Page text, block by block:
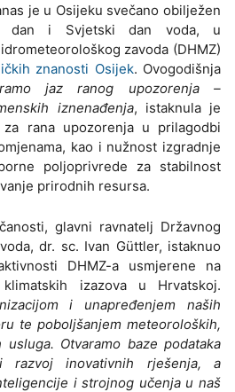
je u Osijeku svečano obilježen
dan i Svjetski dan voda, u
zavoda (DHMZ)
znanosti Osijek. Ovogodišnja
jaz ranog upozorenja –
iznenađenja, istaknula je
rana upozorenja u prilagodbi
kao i nužnost izgradnje
poljoprivrede za stabilnost
prirodnih resursa.
glavni ravnatelj Državnog
dr. sc. Ivan Güttler, istaknuo
DHMZ-a usmjerene na
izazova u Hrvatskoj.
i unapređenjem naših
te poboljšanjem meteoroloških,
Otvaramo baze podataka
razvoj inovativnih rješenja, a
i strojnog učenja u naš